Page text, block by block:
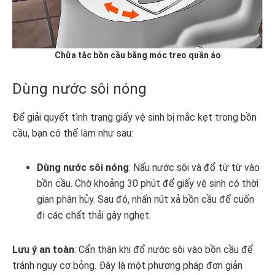
Chữa tắc bồn cầu bằng móc treo quần áo
Dùng nước sôi nóng
Để giải quyết tình trạng giấy vệ sinh bị mắc kẹt trong bồn
cầu, bạn có thể làm như sau:
Dùng nước sôi nóng: Nấu nước sôi và đổ từ từ vào
bồn cầu. Chờ khoảng 30 phút để giấy vệ sinh có thời
gian phân hủy. Sau đó, nhấn nút xả bồn cầu để cuốn
đi các chất thải gây nghẹt.
Lưu ý an toàn: Cẩn thận khi đổ nước sôi vào bồn cầu để
tránh nguy cơ bỏng. Đây là một phương pháp đơn giản